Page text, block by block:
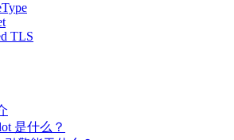
TLS
是什么？